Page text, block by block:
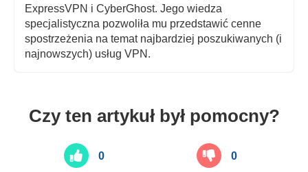
ExpressVPN i CyberGhost. Jego wiedza
specjalistyczna pozwoliła mu przedstawić cenne
spostrzeżenia na temat najbardziej poszukiwanych (i
najnowszych) usług VPN.
Czy ten artykuł był pomocny?
0 0